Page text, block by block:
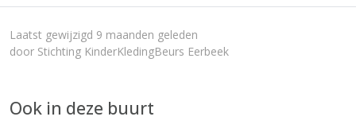
Laatst gewijzigd 9 maanden geleden
door Stichting KinderKledingBeurs Eerbeek
Ook in deze buurt